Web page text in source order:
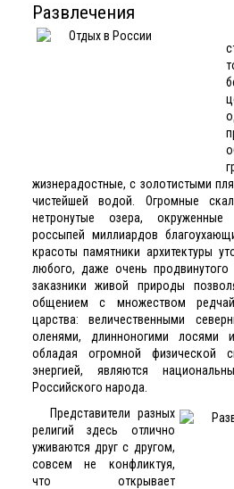
Развлечения
жизнерадостные, с золотистыми
чистейшей водой. Огромные
нетронутые озера, окруженные
россыпей миллиардов
красоты памятники архитектуры
любого, даже очень продвинутого
заказники живой природы
общением с множеством
царства: величественными
оленями, длинноногими лосями
обладая огромной физической
энергией, являются
Российского народа.
Представители разных
религий здесь отлично
уживаются друг с другом,
совсем не конфликтуя,
что открывает